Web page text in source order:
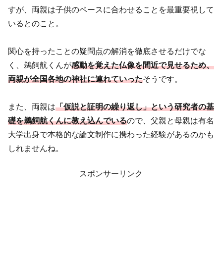
すが、両親は子供のペースに合わせることを最重要視して
いるとのこと。
関心を持ったことの疑問点の解消を徹底させるだけでな
く、鵜飼航くんが感動を覚えた仏像を間近で見せるため、
両親が全国各地の神社に連れていったそうです。
また、両親は「仮説と証明の繰り返し」という研究者の基
礎を鵜飼航くんに教え込んでいるので、父親と母親は有名
大学出身で本格的な論文制作に携わった経験があるのかも
しれませんね。
スポンサーリンク